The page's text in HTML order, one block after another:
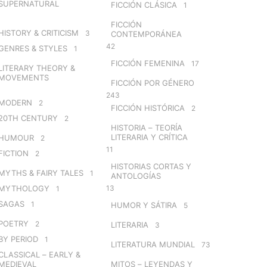
& CRITICISM 3
& STYLES 1
THEORY &
2
CENTURY 2
2
2
& FAIRY TALES 1
1
1
2
PERIOD 1
– EARLY &
FICCIÓN CLÁSICA 1
FICCIÓN
CONTEMPORÁNEA
42
FICCIÓN FEMENINA 17
FICCIÓN POR GÉNERO
243
FICCIÓN HISTÓRICA 2
HISTORIA – TEORÍA
LITERARIA Y CRÍTICA
11
HISTORIAS CORTAS Y
ANTOLOGÍAS
13
HUMOR Y SÁTIRA 5
LITERARIA 3
LITERATURA MUNDIAL 73
MITOS – LEYENDAS Y